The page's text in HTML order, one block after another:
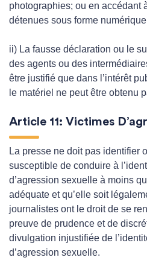
photographies; ou en accédant
détenues sous forme
ii) La fausse déclaration ou le
des agents ou des
être justifié que dans l’intérêt
le matériel ne peut être obtenu
Article 11: Victimes
La presse ne doit pas identifier
susceptible de conduire à
d’agression sexuelle à moins
adéquate et qu’elle soit
journalistes ont le droit de se
preuve de prudence et de
divulgation injustifiée de
d’agression sexuelle.